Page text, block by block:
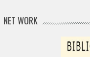
NET WORK